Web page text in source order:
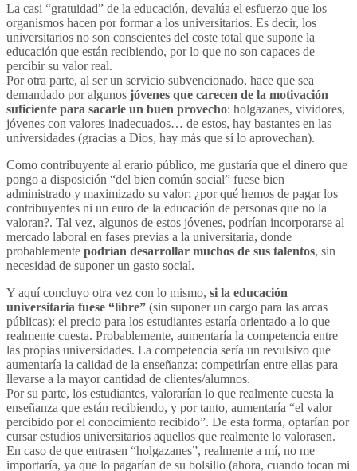
La casi “gratuidad” de la educación, devalúa el esfuerzo que los
organismos hacen por formar a los universitarios. Es decir, los
universitarios no son conscientes del coste total que supone la
educación que están recibiendo, por lo que no son capaces de
percibir su valor real.
Por otra parte, al ser un servicio subvencionado, hace que sea
demandado por algunos jóvenes que carecen de la motivación
suficiente para sacarle un buen provecho: holgazanes, vividores,
jóvenes con valores inadecuados… de estos, hay bastantes en las
universidades (gracias a Dios, hay más que sí lo aprovechan).
Como contribuyente al erario público, me gustaría que el dinero que
pongo a disposición “del bien común social” fuese bien
administrado y maximizado su valor: ¿por qué hemos de pagar los
contribuyentes ni un euro de la educación de personas que no la
valoran?. Tal vez, algunos de estos jóvenes, podrían incorporarse al
mercado laboral en fases previas a la universitaria, donde
probablemente podrían desarrollar muchos de sus talentos, sin
necesidad de suponer un gasto social.
Y aquí concluyo otra vez con lo mismo, si la educación
universitaria fuese “libre” (sin suponer un cargo para las arcas
públicas): el precio para los estudiantes estaría orientado a lo que
realmente cuesta. Probablemente, aumentaría la competencia entre
las propias universidades. La competencia sería un revulsivo que
aumentaría la calidad de la enseñanza: competirían entre ellas para
llevarse a la mayor cantidad de clientes/alumnos.
Por su parte, los estudiantes, valorarían lo que realmente cuesta la
enseñanza que están recibiendo, y por tanto, aumentaría “el valor
percibido por el conocimiento recibido”. De esta forma, optarían por
cursar estudios universitarios aquellos que realmente lo valorasen.
En caso de que entrasen “holgazanes”, realmente a mí, no me
importaría, ya que lo pagarían de su bolsillo (ahora, cuando tocan mi